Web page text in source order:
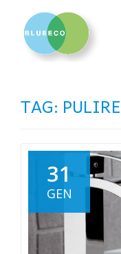
TAG:
31
GEN